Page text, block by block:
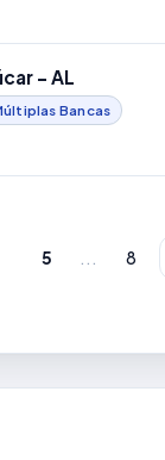
- AL
Bancas
5 ... 8